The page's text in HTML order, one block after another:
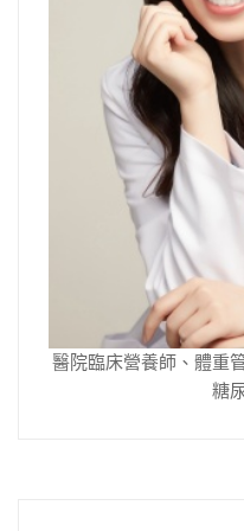
醫院臨床營養師、體重
糖